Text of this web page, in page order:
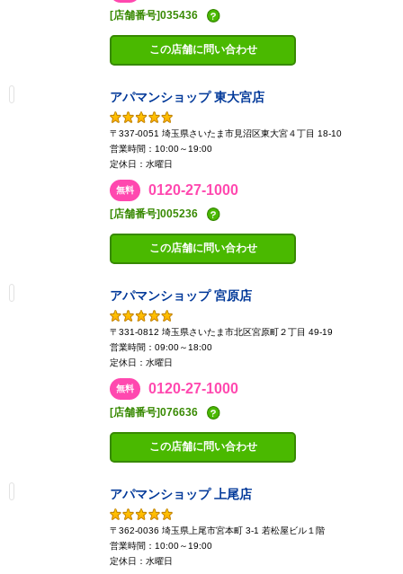
[店舗番号]035436
この店舗に問い合わせ
アパマンショップ 東大宮店
〒337-0051 埼玉県さいたま市見沼区東大宮４丁目 18-10
営業時間：10:00～19:00
定休日：水曜日
無料 0120-27-1000
[店舗番号]005236
この店舗に問い合わせ
アパマンショップ 宮原店
〒331-0812 埼玉県さいたま市北区宮原町２丁目 49-19
営業時間：09:00～18:00
定休日：水曜日
無料 0120-27-1000
[店舗番号]076636
この店舗に問い合わせ
アパマンショップ 上尾店
〒362-0036 埼玉県上尾市宮本町 3-1 若松屋ビル１階
営業時間：10:00～19:00
定休日：水曜日